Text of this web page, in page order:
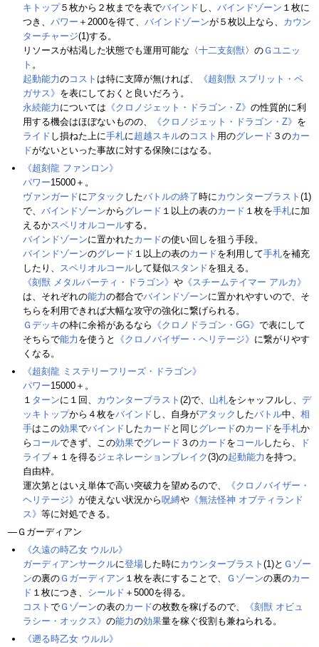
キトップ５枚から２枚までを表でバインド し、 バインドゾーン １枚に
つき、 パワー ＋2000を得て、 バインドゾーンが５枚以上なら、 カウン
ターチャージ(1)する。
リソースが枯渇した状態でも運用可能な〈十二支刻獣〉の Ｇユニッ
ト 。
起動能力のコスト は特に支障が無ければ、
《超刻獣 スプリット・ペ
ガサス》 を表にしておくと良いだろう。
永続能力 については 《クロノジェット・ドラゴン・Z》 の性質的に利
用する機会はほぼないものの、
《クロノジェット・ドラゴン・Z》 を
ライド し損ねた上に手札に超越スキルのコスト 用のグレード ３のカー
ドがないといった事故に対する保険にはなる。
《超刻龍 ファンロン》
パワー15000＋。
ヴァンガードにアタック したバトルの終了時にカウンターブラスト (1)
で、 バインドゾーンから グレード １以上の表のカード １枚を手札に加
えるかスペリオルコールする。
バインドゾーンに置かれたカードの使い回しを狙う手段。
バインドゾーンのグレード １以上の表のカードを利用して手札を補充
したり、 スペリオルコールして疑似スタンドを狙える。
《刻獣 メタルパーティ・ドラゴン》 や 《スチームテイマー アルカ》
は、それぞれの能力の都合でバインドゾーンに置かれやすいので、そ
ちらを利用できれば大幅な攻守の強化に繋げられる。
Ｇデッキの枠に余裕があるなら 《クロノドラゴン・GG》 で表にして
そちらで能力 を使うと 《クロノバイザー・ヘリテージ》 に繋がりやす
くなる。
《超刻龍 ミステリーフリーズ・ドラゴン》
パワー15000＋。
１ ターンに１回、 カウンターブラスト (2)で、 山札をシャッフルし、 デ
ッキトップから４枚をバインド し、自身がアタック したバトル中、 相
手はこの効果でバインド したカード と同じ グレードのカードを手札か
ら コールできず、この効果でグレード ３のカードを コールしたら、
ド
ライブ ＋１を得るジェネレーションブレイク(3)の起動能力 を持つ。
自由枠。
運次第とはいえ単体で高い突破力を望めるので、
《クロノバイザー・
ヘリテージ》 が使えない状況から呪縛や 《無法怪神 オブティランド
ス》 等に対処できる。
―Ｇガーディアン
《久遠の時乙女 ウルル》
ガーディアンサークルに登場した時にカウンターブラスト (1)と Ｇゾー
ンの裏の Ｇガーディアン １枚を表にすることで、 Ｇゾーンの裏のカー
ド １枚につき、 シールド ＋5000を得る。
コスト で Ｇゾーンの表のカードの枚数を稼げるので、
《刻獣 オビュ
ラシー・オックス》 の能力の効果量を稼ぐ役割も兼ねられる。
《遡る時乙女 ウルル》